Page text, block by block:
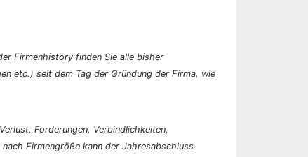
Firmenhistory finden Sie alle bisher
etc.) seit dem Tag der Gründung der Firma, wie
Forderungen, Verbindlichkeiten,
Firmengröße kann der Jahresabschluss